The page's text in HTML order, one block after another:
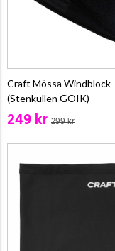
Craft Mössa Windblock
(Stenkullen GOIK)
249 kr 299 kr